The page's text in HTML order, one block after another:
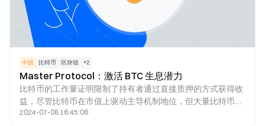
中级 比特币 区块链 +2
Master Protocol：激活 BTC 生息潜力
比特币的工作量证明限制了持有者通过直接质押的方式获得收
益，尽管比特币在市值上驱动主导机制地位，但大量比特币未
充分利用。通过主协议协议，用户可以将比特币质押在第 2 层
2024-07-08 16:45:06